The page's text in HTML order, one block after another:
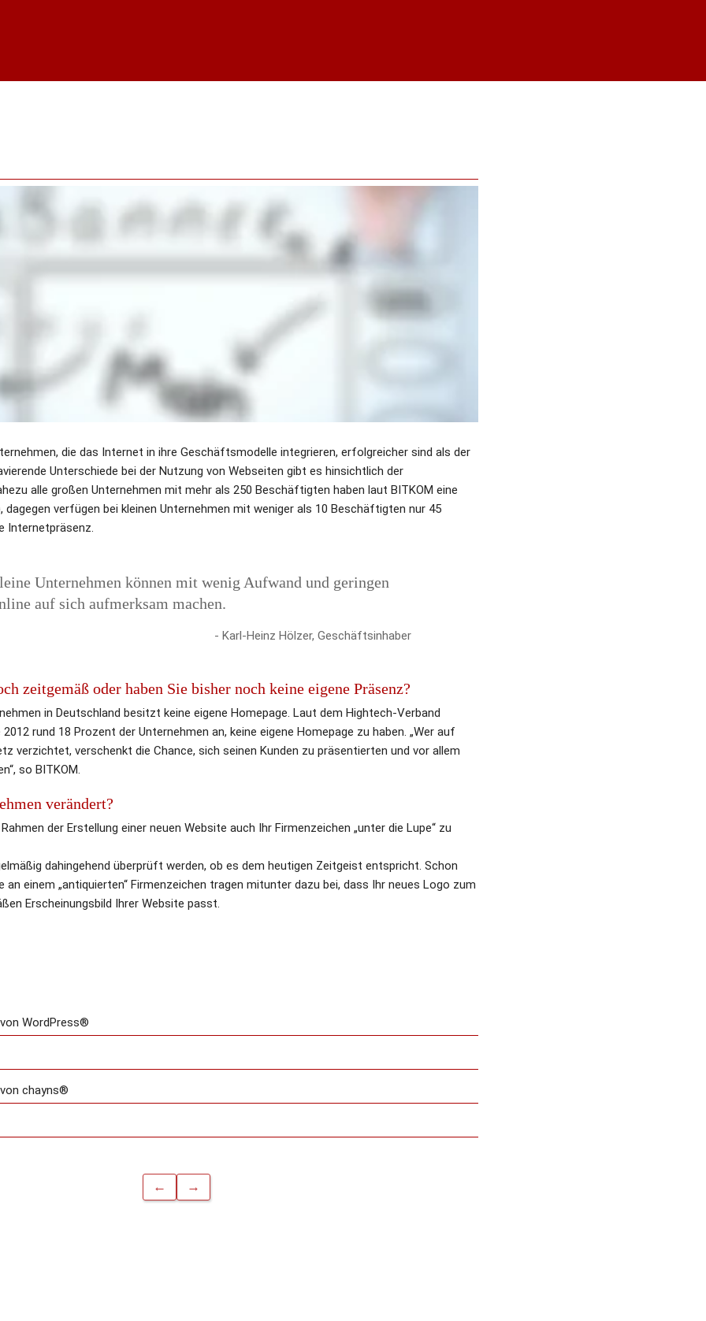
die das Internet in ihre Geschäftsmodelle integrieren, erfolgreicher sind als der
Unterschiede bei der Nutzung von Webseiten gibt es hinsichtlich der
alle großen Unternehmen mit mehr als 250 Beschäftigten haben laut BITKOM eine
dagegen verfügen bei kleinen Unternehmen mit weniger als 10 Beschäftigten nur 45
Internetpräsenz.
Unternehmen können mit wenig Aufwand und geringen
auf sich aufmerksam machen.
- Karl-Heinz Hölzer, Geschäftsinhaber
zeitgemäß oder haben Sie bisher noch keine eigene Präsenz?
in Deutschland besitzt keine eigene Homepage. Laut dem Hightech-Verband
2012 rund 18 Prozent der Unternehmen an, keine eigene Homepage zu haben. „Wer auf
verzichtet, verschenkt die Chance, sich seinen Kunden zu präsentierten und vor allem
so BITKOM.
verändert?
der Erstellung einer neuen Website auch Ihr Firmenzeichen „unter die Lupe“ zu
dahingehend überprüft werden, ob es dem heutigen Zeitgeist entspricht. Schon
an einem „antiquierten“ Firmenzeichen tragen mitunter dazu bei, dass Ihr neues Logo zum
Erscheinungsbild Ihrer Website passt.
WordPress®
chayns®
← →